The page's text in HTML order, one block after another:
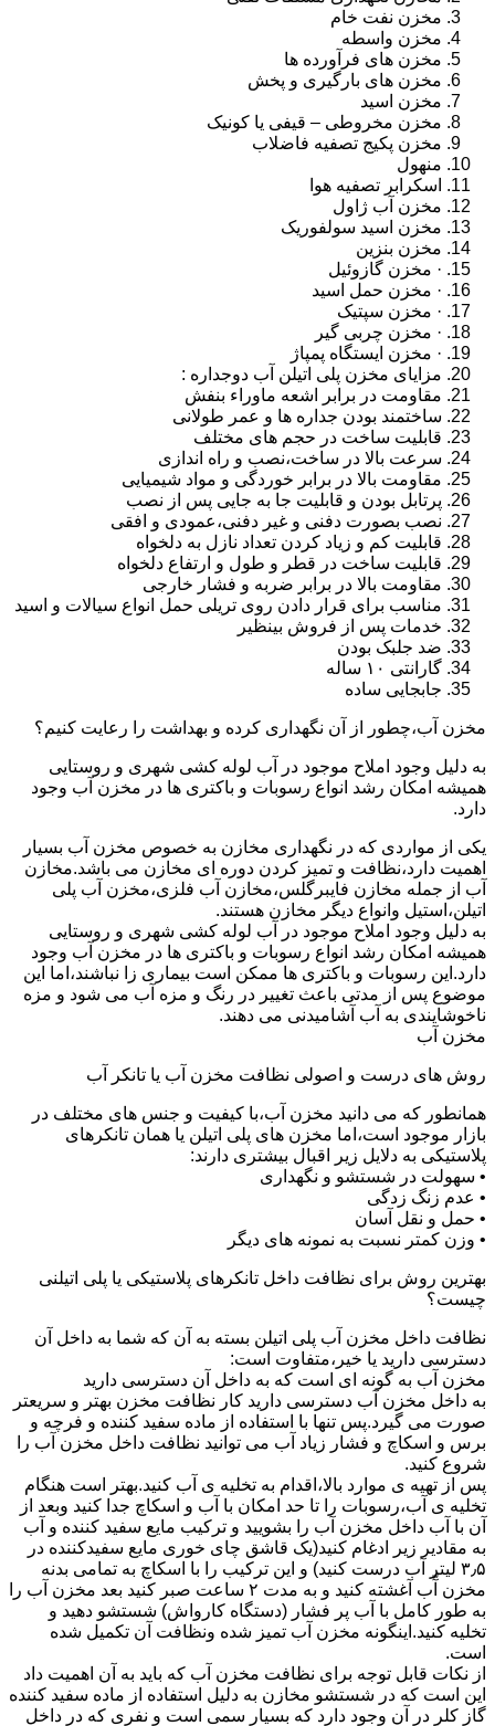
مخزن نفت خام
مخزن واسطه
مخزن های فرآورده ها
مخزن های بارگیری و پخش
مخزن اسید
مخزن مخروطی – قیفی یا کونیک
مخزن پکیج تصفیه فاضلاب
منهول
اسکرابر تصفیه هوا
مخزن آب ژاول
مخزن اسید سولفوریک
مخزن بنزین
· مخزن گازوئیل
· مخزن حمل اسید
· مخزن سپتیک
· مخزن چربی گیر
· مخزن ایستگاه پمپاژ
مزایای مخزن پلی اتیلن آب دوجداره :
مقاومت در برابر اشعه ماوراء بنفش
ساختمند بودن جداره ها و عمر طولانی
قابلیت ساخت در حجم های مختلف
سرعت بالا در ساخت،نصب و راه اندازی
مقاومت بالا در برابر خوردگی و مواد شیمیایی
پرتابل بودن و قابلیت جا به جایی پس از نصب
نصب بصورت دفنی و غیر دفنی،عمودی و افقی
قابلیت کم و زیاد کردن تعداد نازل به دلخواه
قابلیت ساخت در قطر و طول و ارتفاع دلخواه
مقاومت بالا در برابر ضربه و فشار خارجی
مناسب برای قرار دادن روی تریلی حمل انواع سیالات و اسید
خدمات پس از فروش بینظیر
ضد جلبک بودن
گارانتی ۱۰ ساله
جابجایی ساده
مخزن آب،چطور از آن نگهداری کرده و بهداشت را رعایت کنیم؟
به دلیل وجود املاح موجود در آب لوله کشی شهری و روستایی
همیشه امکان رشد انواع رسوبات و باکتری ها در مخزن آب وجود
دارد.
یکی از مواردی که در نگهداری مخازن به خصوص مخزن آب بسیار
اهمیت دارد،نظافت و تمیز کردن دوره ای مخازن می باشد.مخازن
آب از جمله مخازن فایبرگلس،مخازن آب فلزی،مخزن آب پلی
اتیلن،استیل وانواع دیگر مخازن هستند.
به دلیل وجود املاح موجود در آب لوله کشی شهری و روستایی
همیشه امکان رشد انواع رسوبات و باکتری ها در مخزن آب وجود
دارد.این رسوبات و باکتری ها ممکن است بیماری زا نباشند،اما این
موضوع پس از مدتی باعث تغییر در رنگ و مزه آب می شود و مزه
ناخوشایندی به آب آشامیدنی می دهند.
مخزن آب
روش های درست و اصولی نظافت مخزن آب یا تانکر آب
همانطور که می دانید مخزن آب،با کیفیت و جنس های مختلف در
بازار موجود است،اما مخزن های پلی اتیلن یا همان تانکرهای
پلاستیکی به دلایل زیر اقبال بیشتری دارند:
• سهولت در شستشو و نگهداری
• عدم زنگ زدگی
• حمل و نقل آسان
• وزن کمتر نسبت به نمونه های دیگر
بهترین روش برای نظافت داخل تانکرهای پلاستیکی یا پلی اتیلنی
چیست؟
نظافت داخل مخزن آب پلی اتیلن بسته به آن که شما به داخل آن
دسترسی دارید یا خیر،متفاوت است:
مخزن آب به گونه ای است که به داخل آن دسترسی دارید
به داخل مخزن آب دسترسی دارید کار نظافت مخزن بهتر و سریعتر
صورت می گیرد.پس تنها با استفاده از ماده سفید کننده و فرچه و
برس و اسکاچ و فشار زیاد آب می توانید نظافت داخل مخزن آب را
شروع کنید.
پس از تهیه ی موارد بالا،اقدام به تخلیه ی آب کنید.بهتر است هنگام
تخلیه ی آب،رسوبات را تا حد امکان با آب و اسکاچ جدا کنید وبعد از
آن با آب داخل مخزن آب را بشویید و ترکیب مایع سفید کننده و آب
به مقادیر زیر ادغام کنید(یک قاشق چای خوری مایع سفیدکننده در
۳٫۵ لیتر آب درست کنید) و این ترکیب را با اسکاچ به تمامی بدنه
مخزن آّب آغشته کنید و به مدت ۲ ساعت صبر کنید بعد مخزن آب را
به طور کامل با آب پر فشار (دستگاه کارواش) شستشو دهید و
تخلیه کنید.اینگونه مخزن آب تمیز شده ونظافت آن تکمیل شده
است.
از نکات قابل توجه برای نظافت مخزن آب که باید به آن اهمیت داد
این است که در شستشو مخازن به دلیل استفاده از ماده سفید کننده
گاز کلر در آن وجود دارد که بسیار سمی است و نفری که در داخل